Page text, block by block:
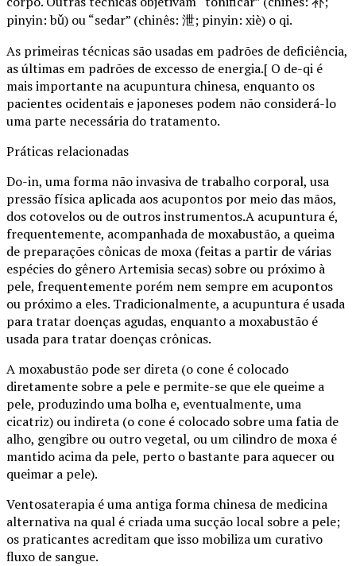
pinyin: bǔ) ou “sedar” (chinês: 泄; pinyin: xiè) o qi.
As primeiras técnicas são usadas em padrões de deficiência,
as últimas em padrões de excesso de energia.[ O de-qi é
mais importante na acupuntura chinesa, enquanto os
pacientes ocidentais e japoneses podem não considerá-lo
uma parte necessária do tratamento.
Práticas relacionadas
Do-in, uma forma não invasiva de trabalho corporal, usa
pressão física aplicada aos acupontos por meio das mãos,
dos cotovelos ou de outros instrumentos.A acupuntura é,
frequentemente, acompanhada de moxabustão, a queima
de preparações cônicas de moxa (feitas a partir de várias
espécies do gênero Artemisia secas) sobre ou próximo à
pele, frequentemente porém nem sempre em acupontos
ou próximo a eles. Tradicionalmente, a acupuntura é usada
para tratar doenças agudas, enquanto a moxabustão é
usada para tratar doenças crônicas.
A moxabustão pode ser direta (o cone é colocado
diretamente sobre a pele e permite-se que ele queime a
pele, produzindo uma bolha e, eventualmente, uma
cicatriz) ou indireta (o cone é colocado sobre uma fatia de
alho, gengibre ou outro vegetal, ou um cilindro de moxa é
mantido acima da pele, perto o bastante para aquecer ou
queimar a pele).
Ventosaterapia é uma antiga forma chinesa de medicina
alternativa na qual é criada uma sucção local sobre a pele;
os praticantes acreditam que isso mobiliza um curativo
fluxo de sangue.